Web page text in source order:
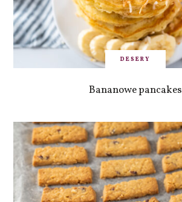
DESERY
Bananowe pancakes